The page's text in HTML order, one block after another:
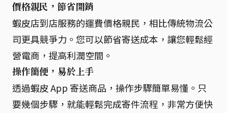
價格親民，節省開銷
蝦皮店到店服務的運費價格親民，相比傳統物流公
司更具競爭力。您可以節省寄送成本，讓您輕鬆經
營電商，提高利潤空間。
操作簡便，易於上手
透過蝦皮 App 寄送商品，操作步驟簡單易懂。只
要幾個步驟，就能輕鬆完成寄件流程，非常方便快